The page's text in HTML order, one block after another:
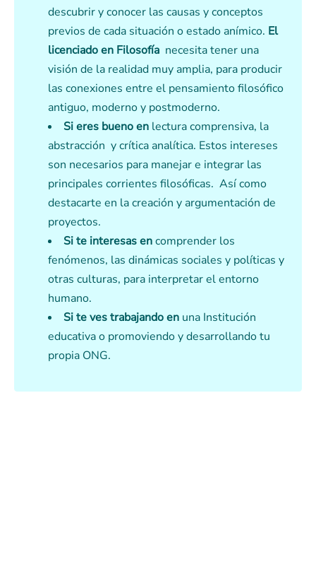
descubrir y conocer las causas y conceptos
previos de cada situación o estado anímico. El
licenciado en Filosofía necesita tener una
visión de la realidad muy amplia, para producir
las conexiones entre el pensamiento filosófico
antiguo, moderno y postmoderno.
Si eres bueno en lectura comprensiva, la
abstracción y crítica analítica. Estos intereses
son necesarios para manejar e integrar las
principales corrientes filosóficas. Así como
destacarte en la creación y argumentación de
proyectos.
Si te interesas encomprender los
fenómenos, las dinámicas sociales y políticas y
otras culturas, para interpretar el entorno
humano.
Si te ves trabajando en una Institución
educativa o promoviendo y desarrollando tu
propia ONG.